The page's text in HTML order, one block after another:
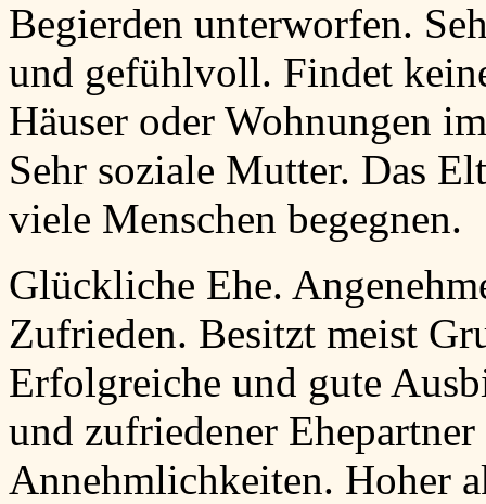
Begierden unterworfen.
und gefühlvoll. Findet
Häuser oder Wohnungen
Sehr soziale Mutter. Das
viele Menschen begegnen.
Glückliche Ehe.
Zufrieden. Besitzt meist
Erfolgreiche und gute
und zufriedener
Annehmlichkeiten. Hoher